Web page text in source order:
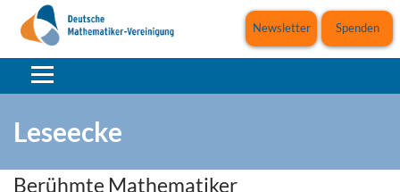
Spenden
Newsletter
Leseecke
Berühmte Mathematiker